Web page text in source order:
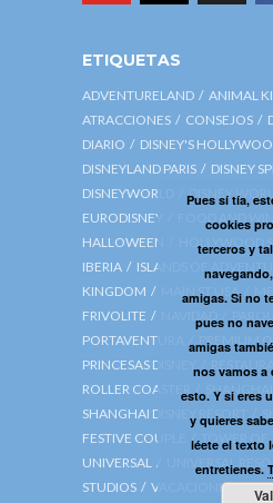
ETIQUETAS
ADVENTURELAND
ANIMAL
ATRACCIONES
CONSEJOS
DIARIO
DISNEY'S
DISNEYLAND PARIS
DISNEY
DISNEYWORLD
DISNEY
EURODISNEY
FOOD AND
HALLOWEEN
HOLLYWOOD
IBERIA
ISLANDS OF
KINGDOM
MAIN ST USA
FRIVOLITE
PORTAVENTURA
PREMIUM
PRINCESAS DISNEY
ROLLER COASTER
SHANGHAI DISNEY RESORT
FESTIVE COUPLE
TOWER OF
UNIVERSAL
UNIVERSAL
STUDIOS
VACACIONES
Pues sí tía,
cookies
terceros y
amigas. Si no
pues no
amigas
nos vamos a
esto. Y si eres
y quieres
léete el texto
entretienes.